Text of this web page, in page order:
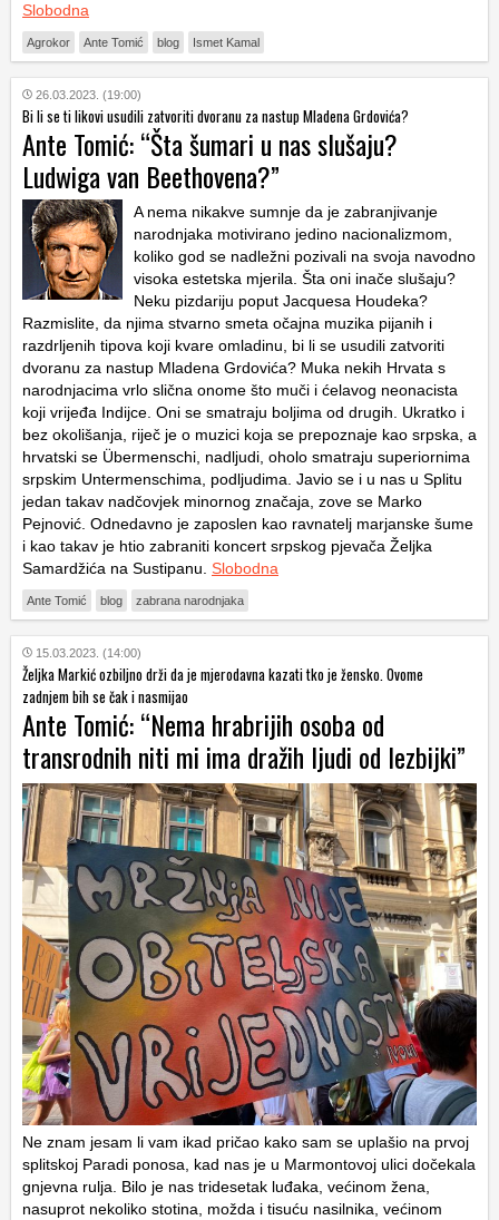
Slobodna
Agrokor Ante Tomić blog Ismet Kamal
26.03.2023. (19:00)
Bi li se ti likovi usudili zatvoriti dvoranu za nastup Mladena Grdovića?
Ante Tomić: “Šta šumari u nas slušaju?
Ludwiga van Beethovena?”
A nema nikakve sumnje da je zabranjivanje
narodnjaka motivirano jedino nacionalizmom,
koliko god se nadležni pozivali na svoja navodno
visoka estetska mjerila. Šta oni inače slušaju?
Neku pizdariju poput Jacquesa Houdeka?
Razmislite, da njima stvarno smeta očajna muzika pijanih i
razdrljenih tipova koji kvare omladinu, bi li se usudili zatvoriti
dvoranu za nastup Mladena Grdovića? Muka nekih Hrvata s
narodnjacima vrlo slična onome što muči i ćelavog neonacista
koji vrijeđa Indijce. Oni se smatraju boljima od drugih. Ukratko i
bez okolišanja, riječ je o muzici koja se prepoznaje kao srpska, a
hrvatski se Übermenschi, nadljudi, oholo smatraju superiornima
srpskim Untermenschima, podljudima. Javio se i u nas u Splitu
jedan takav nadčovjek minornog značaja, zove se Marko
Pejnović. Odnedavno je zaposlen kao ravnatelj marjanske šume
i kao takav je htio zabraniti koncert srpskog pjevača Željka
Samardžića na Sustipanu. Slobodna
Ante Tomić blog zabrana narodnjaka
15.03.2023. (14:00)
Željka Markić ozbiljno drži da je mjerodavna kazati tko je žensko. Ovome
zadnjem bih se čak i nasmijao
Ante Tomić: “Nema hrabrijih osoba od
transrodnih niti mi ima dražih ljudi od lezbijki”
Ne znam jesam li vam ikad pričao kako sam se uplašio na prvoj
splitskoj Paradi ponosa, kad nas je u Marmontovoj ulici dočekala
gnjevna rulja. Bilo je nas tridesetak luđaka, većinom žena,
nasuprot nekoliko stotina, možda i tisuću nasilnika, većinom